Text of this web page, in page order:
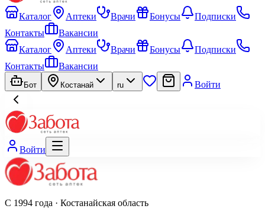
Каталог Аптеки Врачи Бонусы
Подписки
Контакты
Вакансии
Каталог
Аптеки Врачи Бонусы
Подписки
Контакты
Вакансии
Бот Костанай ru Войти
Войти
С 1994 года · Костанайская область